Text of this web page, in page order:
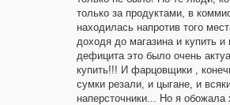
только за продуктами, в
находилась напротив того
доходя до магазина и купить
дефицита это было очень
купить!!! И фарцовщики ,
сумки резали, и цыгане, и
наперсточники... Но я